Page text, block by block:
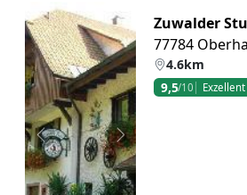
Zurück Weiter
Zuwalder
77784
4.6km
9,5/10 Exzellent